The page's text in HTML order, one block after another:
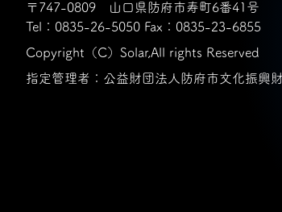
〒747-0809 山口県防府市寿町6番41号
Tel：0835-26-5050 Fax：0835-23-6855
Copyright（C）Solar,All rights Reserved
指定管理者：公益財団法人防府市文化振興